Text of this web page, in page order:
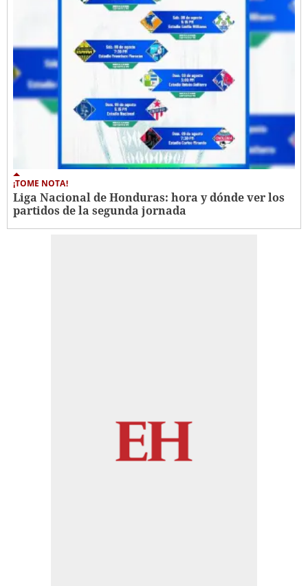
¡TOME NOTA!
Liga Nacional de Honduras: hora y dónde ver los
partidos de la segunda jornada